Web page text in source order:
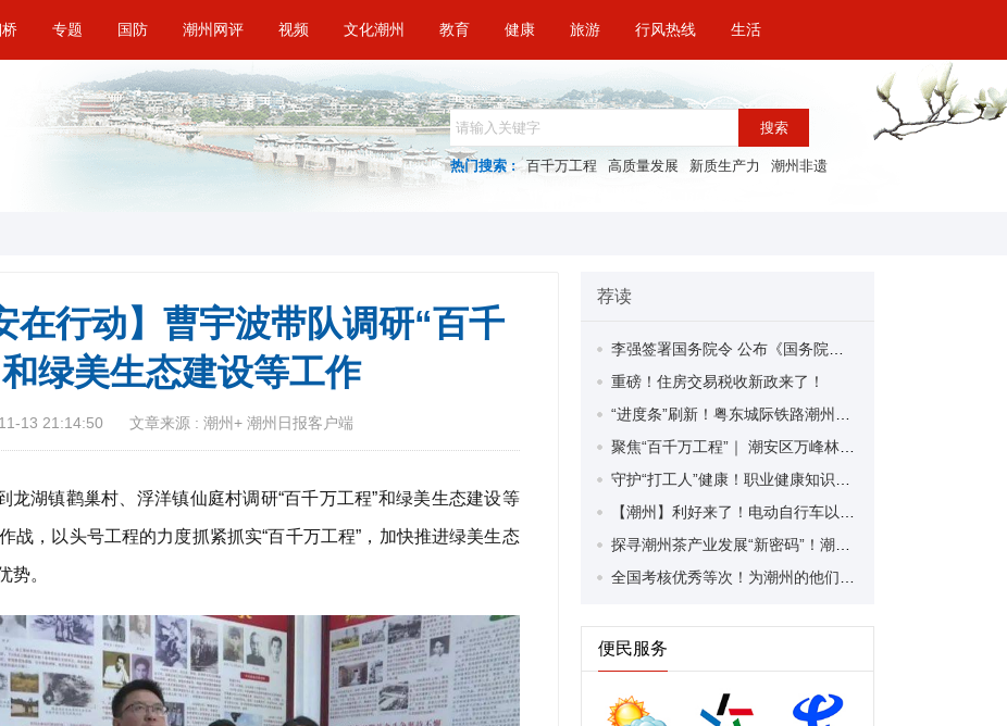
专题 国防 潮州网评 视频 文化潮州 教育 健康 旅游 行风热线 生活
搜索
热门搜索 : 百千万工程 高质量发展 新质生产力 潮州非遗
在行动】曹宇波带队调研“百千
绿美生态建设等工作
13 21:14:50 文章来源 : 潮州+ 潮州日报客户端
湖镇鹳巢村、浮洋镇仙庭村调研“百千万工程”和绿美生态建设等
战，以头号工程的力度抓紧抓实“百千万工程”，加快推进绿美生态
势。
荐读
重磅！住房交易税收新政来了！
便民服务